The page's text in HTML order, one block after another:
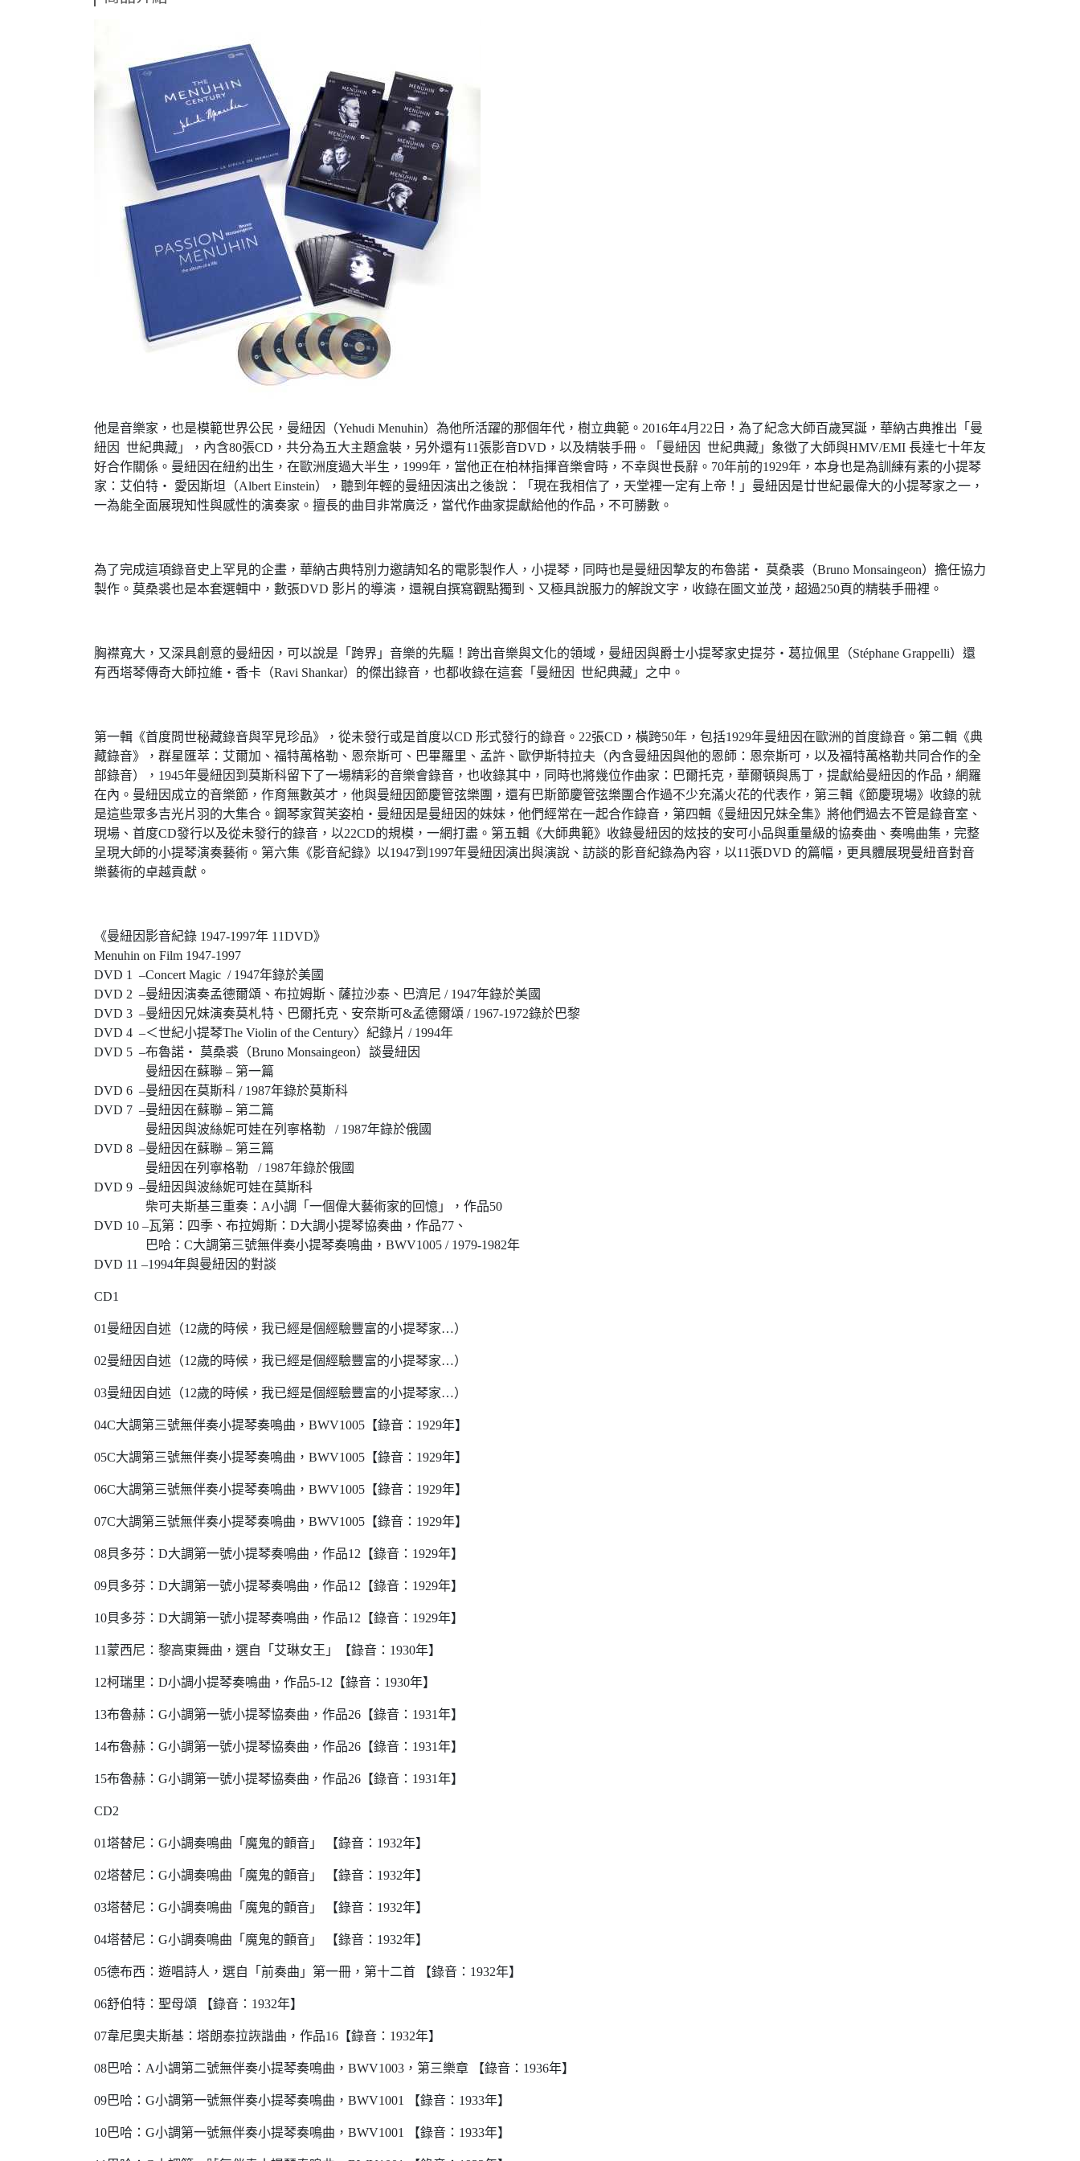
他是音樂家，也是模範世界公民，曼紐因（Yehudi Menuhin）為他所活躍的那個年代，樹立典範。2016年4月22日，為了紀念大師百歲冥誕，華納古典推出「曼
紐因 世紀典藏」，內含80張CD，共分為五大主題盒裝，另外還有11張影音DVD，以及精裝手冊。「曼紐因 世紀典藏」象徵了大師與HMV/EMI 長達七十年友
好合作關係。曼紐因在紐約出生，在歐洲度過大半生，1999年，當他正在柏林指揮音樂會時，不幸與世長辭。70年前的1929年，本身也是為訓練有素的小提琴
家：艾伯特‧ 愛因斯坦（Albert Einstein），聽到年輕的曼紐因演出之後說：「現在我相信了，天堂裡一定有上帝！」曼紐因是廿世紀最偉大的小提琴家之一，
一為能全面展現知性與感性的演奏家。擅長的曲目非常廣泛，當代作曲家提獻給他的作品，不可勝數。
為了完成這項錄音史上罕見的企畫，華納古典特別力邀請知名的電影製作人，小提琴，同時也是曼紐因摯友的布魯諾‧ 莫桑裘（Bruno Monsaingeon）擔任協力
製作。莫桑裘也是本套選輯中，數張DVD 影片的導演，還親自撰寫觀點獨到、又極具說服力的解說文字，收錄在圖文並茂，超過250頁的精裝手冊裡。
胸襟寬大，又深具創意的曼紐因，可以說是「跨界」音樂的先驅！跨出音樂與文化的領域，曼紐因與爵士小提琴家史提芬‧葛拉佩里（Stéphane Grappelli）還
有西塔琴傳奇大師拉維‧香卡（Ravi Shankar）的傑出錄音，也都收錄在這套「曼紐因 世紀典藏」之中。
第一輯《首度問世秘藏錄音與罕見珍品》，從未發行或是首度以CD 形式發行的錄音。22張CD，橫跨50年，包括1929年曼紐因在歐洲的首度錄音。第二輯《典
藏錄音》，群星匯萃：艾爾加、福特萬格勒、恩奈斯可、巴畢羅里、孟許、歐伊斯特拉夫（內含曼紐因與他的恩師：恩奈斯可，以及福特萬格勒共同合作的全
部錄音），1945年曼紐因到莫斯科留下了一場精彩的音樂會錄音，也收錄其中，同時也將幾位作曲家：巴爾托克，華爾頓與馬丁，提獻給曼紐因的作品，網羅
在內。曼紐因成立的音樂節，作育無數英才，他與曼紐因節慶管弦樂團，還有巴斯節慶管弦樂團合作過不少充滿火花的代表作，第三輯《節慶現場》收錄的就
是這些眾多吉光片羽的大集合。鋼琴家賀芙姿柏‧曼紐因是曼紐因的妹妹，他們經常在一起合作錄音，第四輯《曼紐因兄妹全集》將他們過去不管是錄音室、
現場、首度CD發行以及從未發行的錄音，以22CD的規模，一網打盡。第五輯《大師典範》收錄曼紐因的炫技的安可小品與重量級的協奏曲、奏鳴曲集，完整
呈現大師的小提琴演奏藝術。第六集《影音紀錄》以1947到1997年曼紐因演出與演說、訪談的影音紀錄為內容，以11張DVD 的篇幅，更具體展現曼紐音對音
樂藝術的卓越貢獻。
《曼紐因影音紀錄 1947-1997年 11DVD》
Menuhin on Film 1947-1997
DVD 1 –Concert Magic / 1947年錄於美國
DVD 2 –曼紐因演奏孟德爾頌、布拉姆斯、薩拉沙泰、巴濟尼 / 1947年錄於美國
DVD 3 –曼紐因兄妹演奏莫札特、巴爾托克、安奈斯可&孟德爾頌 / 1967-1972錄於巴黎
DVD 4 –＜世紀小提琴The Violin of the Century〉紀錄片 / 1994年
DVD 5 –布魯諾‧ 莫桑裘（Bruno Monsaingeon）談曼紐因
曼紐因在蘇聯 – 第一篇
DVD 6 –曼紐因在莫斯科 / 1987年錄於莫斯科
DVD 7 –曼紐因在蘇聯 – 第二篇
曼紐因與波絲妮可娃在列寧格勒 / 1987年錄於俄國
DVD 8 –曼紐因在蘇聯 – 第三篇
曼紐因在列寧格勒 / 1987年錄於俄國
DVD 9 –曼紐因與波絲妮可娃在莫斯科
柴可夫斯基三重奏：A小調「一個偉大藝術家的回憶」，作品50
DVD 10 –瓦第：四季、布拉姆斯：D大調小提琴協奏曲，作品77、
巴哈：C大調第三號無伴奏小提琴奏鳴曲，BWV1005 / 1979-1982年
DVD 11 –1994年與曼紐因的對談
CD1
01曼紐因自述（12歲的時候，我已經是個經驗豐富的小提琴家…）
02曼紐因自述（12歲的時候，我已經是個經驗豐富的小提琴家…）
03曼紐因自述（12歲的時候，我已經是個經驗豐富的小提琴家…）
04C大調第三號無伴奏小提琴奏鳴曲，BWV1005【錄音：1929年】
05C大調第三號無伴奏小提琴奏鳴曲，BWV1005【錄音：1929年】
06C大調第三號無伴奏小提琴奏鳴曲，BWV1005【錄音：1929年】
07C大調第三號無伴奏小提琴奏鳴曲，BWV1005【錄音：1929年】
08貝多芬：D大調第一號小提琴奏鳴曲，作品12【錄音：1929年】
09貝多芬：D大調第一號小提琴奏鳴曲，作品12【錄音：1929年】
10貝多芬：D大調第一號小提琴奏鳴曲，作品12【錄音：1929年】
11蒙西尼：黎高東舞曲，選自「艾琳女王」【錄音：1930年】
12柯瑞里：D小調小提琴奏鳴曲，作品5-12【錄音：1930年】
13布魯赫：G小調第一號小提琴協奏曲，作品26【錄音：1931年】
14布魯赫：G小調第一號小提琴協奏曲，作品26【錄音：1931年】
15布魯赫：G小調第一號小提琴協奏曲，作品26【錄音：1931年】
CD2
01塔替尼：G小調奏鳴曲「魔鬼的顫音」 【錄音：1932年】
02塔替尼：G小調奏鳴曲「魔鬼的顫音」 【錄音：1932年】
03塔替尼：G小調奏鳴曲「魔鬼的顫音」 【錄音：1932年】
04塔替尼：G小調奏鳴曲「魔鬼的顫音」 【錄音：1932年】
05德布西：遊唱詩人，選自「前奏曲」第一冊，第十二首 【錄音：1932年】
06舒伯特：聖母頌 【錄音：1932年】
07韋尼奧夫斯基：塔朗泰拉詼諧曲，作品16【錄音：1932年】
08巴哈：A小調第二號無伴奏小提琴奏鳴曲，BWV1003，第三樂章 【錄音：1936年】
09巴哈：G小調第一號無伴奏小提琴奏鳴曲，BWV1001 【錄音：1933年】
10巴哈：G小調第一號無伴奏小提琴奏鳴曲，BWV1001 【錄音：1933年】